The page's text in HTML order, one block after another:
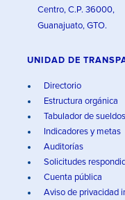
Centro, C.P. 36000,
Guanajuato, GTO.
UNIDAD DE
Directorio
Estructura orgánica
Tabulador de sueldos
Indicadores y metas
Auditorías
Solicitudes
Cuenta pública
Aviso de privacidad